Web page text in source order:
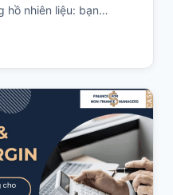
hồ nhiên liệu: bạn…